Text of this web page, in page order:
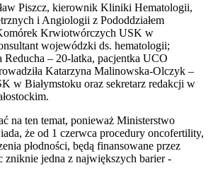
Piszcz, kierownik Kliniki Hematologii,
i Angiologii z Pododdziałem
Krwiotwórczych USK w
wojewódzki ds. hematologii;
Reducha – 20-latka, pacjentka UCO
Katarzyna Malinowska-Olczyk –
w Białymstoku oraz sekretarz redakcji w
na ten temat, ponieważ Ministerstwo
że od 1 czerwca procedury oncofertility,
płodności, będą finansowane przez
zniknie jedna z największych barier -